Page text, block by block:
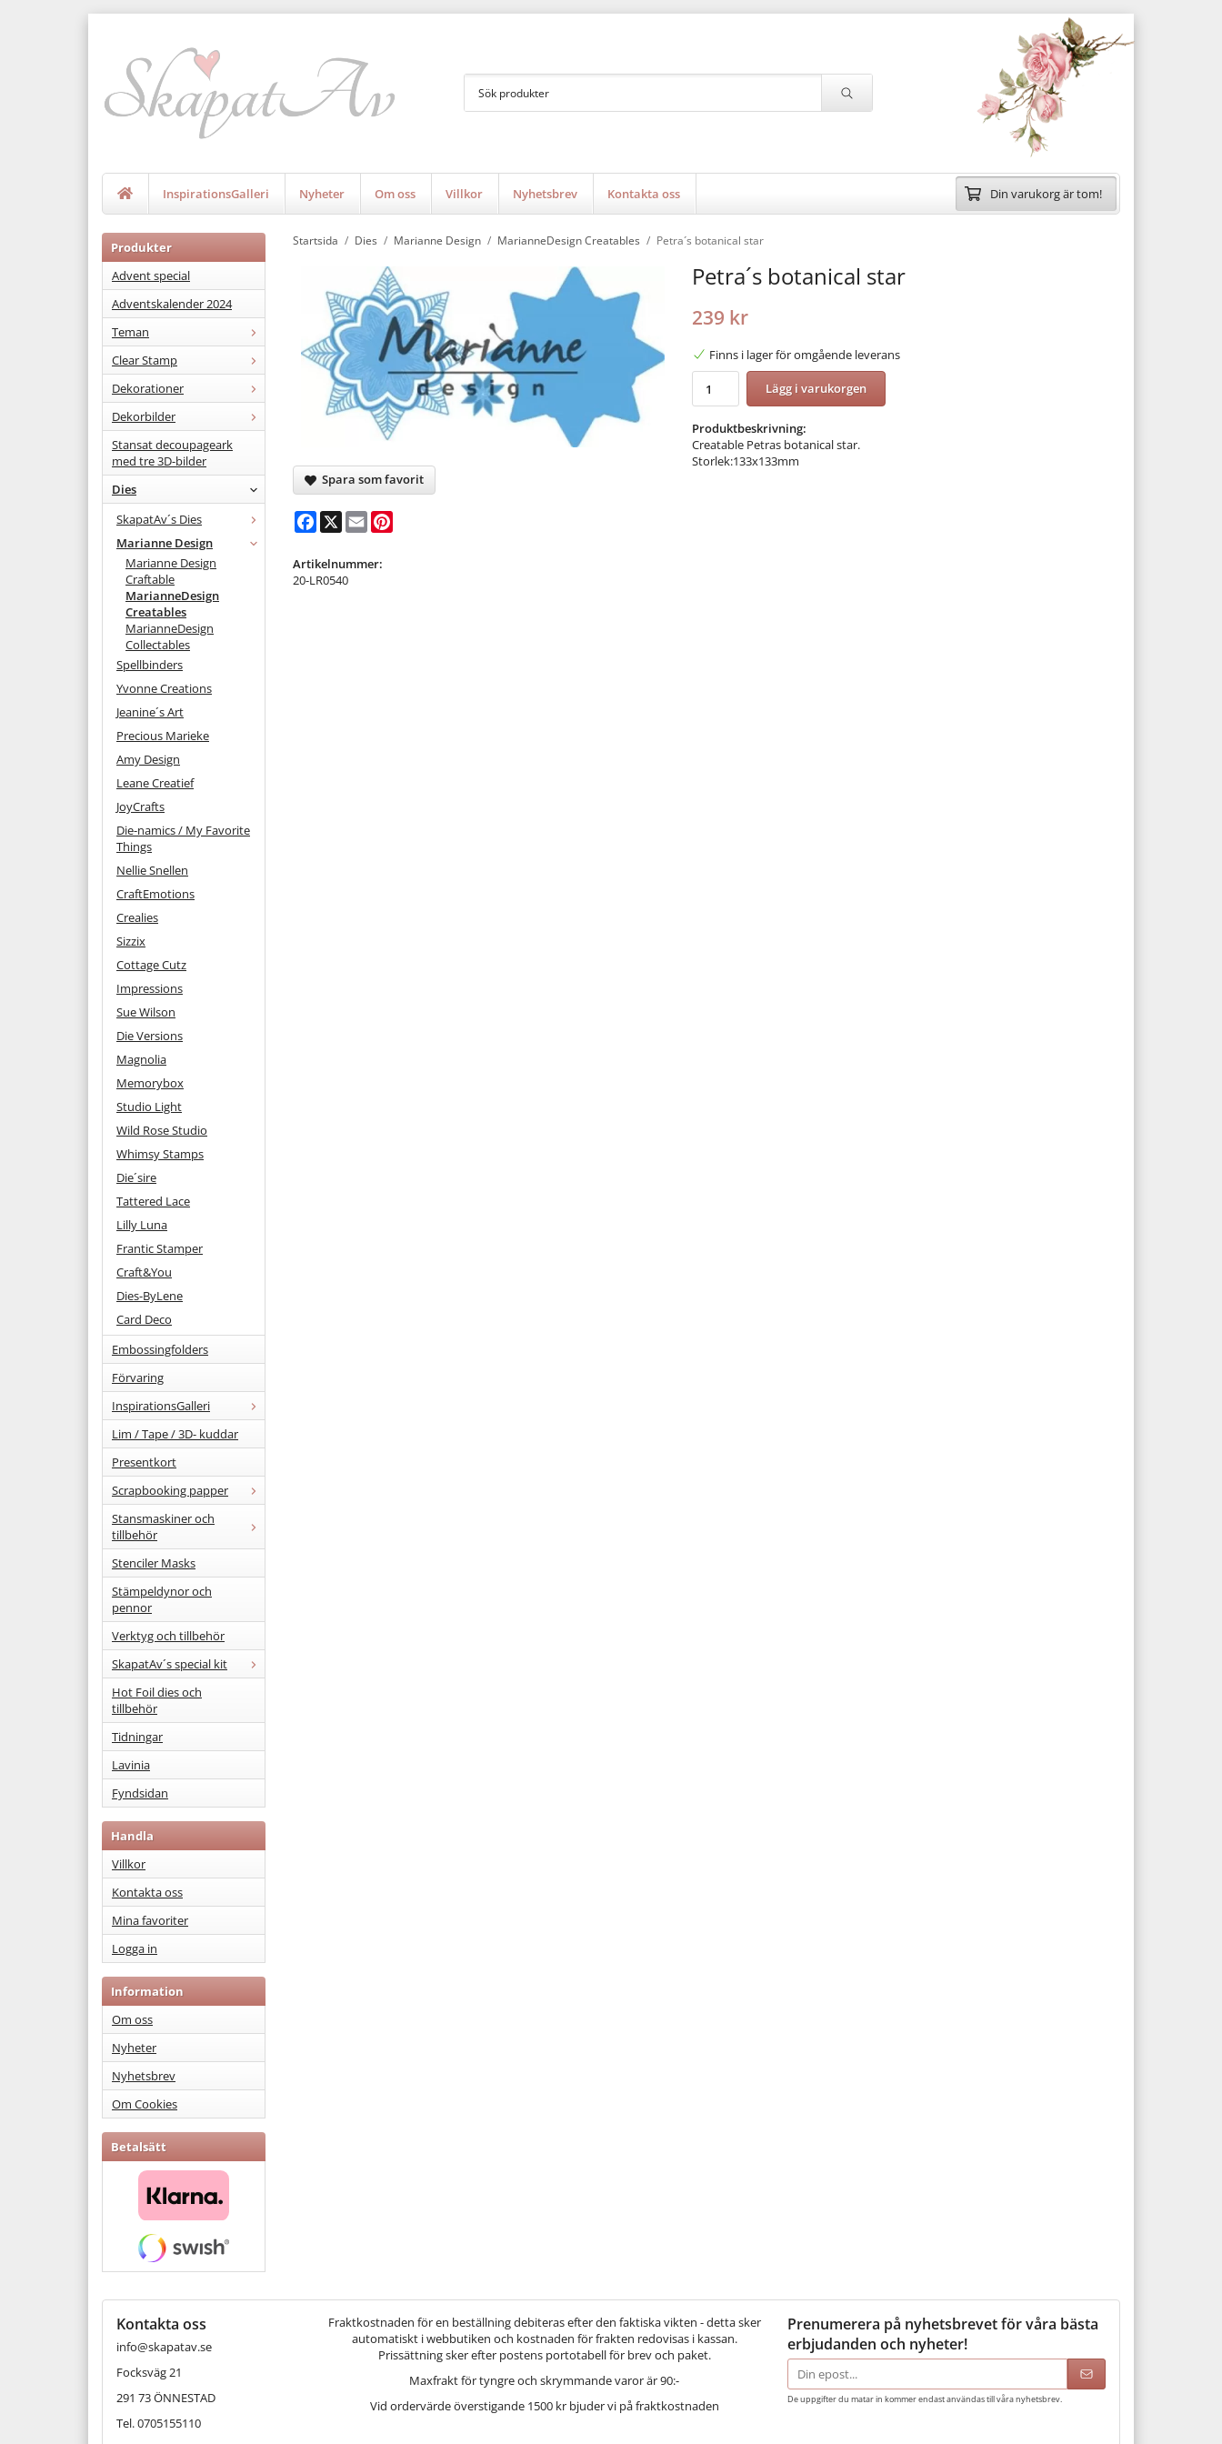
InspirationsGalleri Nyheter Om oss Villkor Nyhetsbrev Kontakta oss Din varukorg är tom!
Produkter
Advent special
Adventskalender 2024
Teman
Clear Stamp
Dekorationer
Dekorbilder
Stansat decoupageark
med tre 3D-bilder
Dies
SkapatAv´s Dies
Marianne Design
Marianne Design
Craftable
MarianneDesign
Creatables
MarianneDesign
Collectables
Spellbinders
Yvonne Creations
Jeanine´s Art
Precious Marieke
Amy Design
Leane Creatief
JoyCrafts
Die-namics / My Favorite
Things
Nellie Snellen
CraftEmotions
Crealies
Sizzix
Cottage Cutz
Impressions
Sue Wilson
Die Versions
Magnolia
Memorybox
Studio Light
Wild Rose Studio
Whimsy Stamps
Die´sire
Tattered Lace
Lilly Luna
Frantic Stamper
Craft&You
Dies-ByLene
Card Deco
Embossingfolders
Förvaring
InspirationsGalleri
Lim / Tape / 3D- kuddar
Presentkort
Scrapbooking papper
Stansmaskiner och
tillbehör
Stenciler Masks
Stämpeldynor och
pennor
Verktyg och tillbehör
SkapatAv´s special kit
Hot Foil dies och
tillbehör
Tidningar
Lavinia
Fyndsidan
Handla
Villkor
Kontakta oss
Mina favoriter
Logga in
Information
Om oss
Nyheter
Nyhetsbrev
Om Cookies
Betalsätt
Startsida / Dies / Marianne Design / MarianneDesign Creatables / Petra´s botanical star
Petra´s botanical star
239 kr
Finns i lager för omgående leverans
Lägg i varukorgen
Produktbeskrivning:
Creatable Petras botanical star.
Storlek:133x133mm
Spara som favorit
Facebook
X Email
Artikelnummer:
20-LR0540
Kontakta oss
info@skapatav.se
Focksväg 21
291 73 ÖNNESTAD
Tel. 0705155110
Fraktkostnaden för en beställning debiteras efter den faktiska vikten - detta sker
automatiskt i webbutiken och kostnaden för frakten redovisas i kassan.
Prissättning sker efter postens portotabell för brev och paket.
Maxfrakt för tyngre och skrymmande varor är 90:-
Vid ordervärde överstigande 1500 kr bjuder vi på fraktkostnaden
Prenumerera på nyhetsbrevet för våra bästa
erbjudanden och nyheter!
E-
postadress
De uppgifter du matar in kommer endast användas till våra nyhetsbrev.